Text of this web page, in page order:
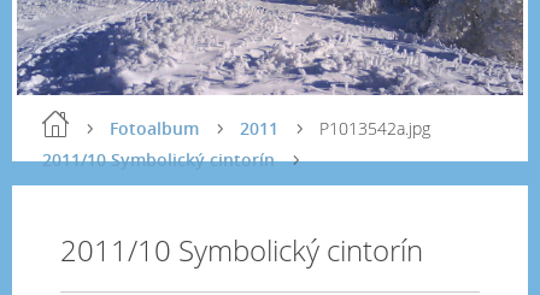
Fotoalbum
2011
2011/10 Symbolický cintorín
P1013542a.jpg
2011/10 Symbolický cintorín